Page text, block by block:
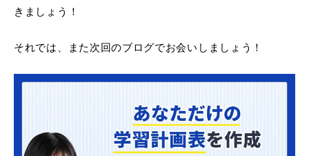
きましょう！
それでは、また次回のブログでお会いしましょう！